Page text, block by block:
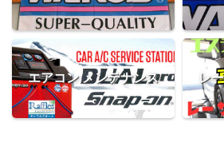
エアコン メンテナンス レ